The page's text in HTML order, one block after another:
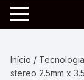
Início / Tecnologia
stereo 2.5mm x